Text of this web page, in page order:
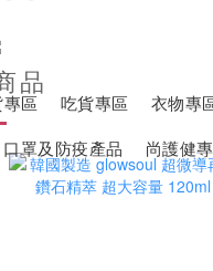
區 吃貨專區 衣物專
口罩及防疫產品 尚護健
品